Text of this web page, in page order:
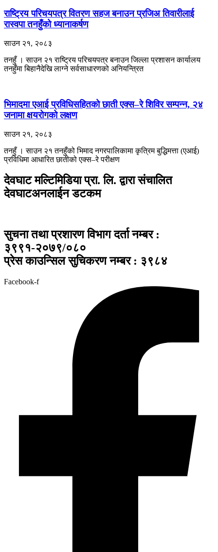
राष्ट्रिय परिचयपत्र वितरण सहज बनाउन प्रजिअ तिवारीलाई
रास्वपा तनहुँको ध्यानाकर्षण
साउन २१, २०८३
तनहुँ । साउन २१ राष्ट्रिय परिचयपत्र बनाउन जिल्ला प्रशासन कार्यालय
तनहुँमा बिहानैदेखि लाग्ने सर्वसाधारणको अनियन्त्रित
भिमादमा एआई प्रविधिसहितको छाती एक्स–रे शिविर सम्पन्न, २४
जनामा क्षयरोगको लक्षण
साउन २१, २०८३
तनहुँ । साउन २१ तनहुँको भिमाद नगरपालिकामा कृत्रिम बुद्धिमत्ता (एआई)
प्रविधिमा आधारित छातीको एक्स–रे परीक्षण
देवघाट मल्टिमिडिया प्रा. लि. द्वारा संचालित
देवघाटअनलाईन डटकम
सुचना तथा प्रशारण विभाग दर्ता नम्बर :
३९९१-२०७९/०८०
प्रेस काउन्सिल सुचिकरण नम्बर : ३९८४
Facebook-f